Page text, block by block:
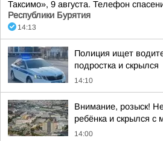
Таксимо», 9 августа. Телефон
Республики Бурятия
14:13
Полиция ищет
подростка и скрылся
14:10
Внимание, розыск!
ребёнка и скрылся с
14:00